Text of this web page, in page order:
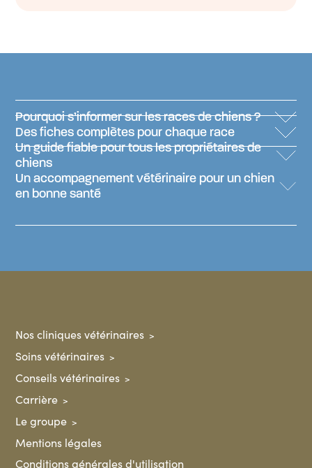
Pourquoi s’informer sur les races de chiens ?
Des fiches complètes pour chaque race
Un guide fiable pour tous les propriétaires de
chiens
Un accompagnement vétérinaire pour un chien
en bonne santé
Nos cliniques vétérinaires
Soins vétérinaires
Conseils vétérinaires
Carrière
Le groupe
Mentions légales
Conditions générales d'utilisation